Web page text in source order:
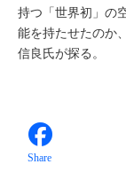
持つ「世界初」の
能を持たせたのか
信良氏が探る。
Share